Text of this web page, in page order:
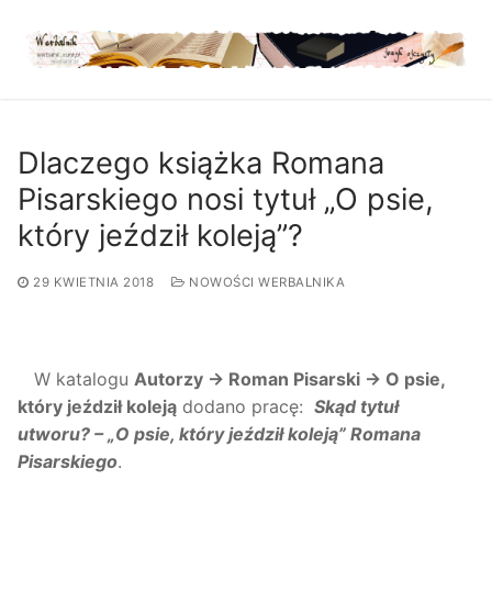
treści
Dlaczego książka Romana
Pisarskiego nosi tytuł „O psie,
który jeździł koleją”?
29 KWIETNIA 2018 NOWOŚCI WERBALNIKA
W katalogu Autorzy → Roman Pisarski → O psie,
który jeździł koleją dodano pracę: Skąd tytuł
utworu? – „O psie, który jeździł koleją” Romana
Pisarskiego.